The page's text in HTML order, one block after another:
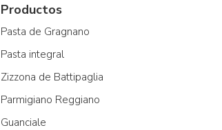
Productos
Pasta de Gragnano
Pasta integral
Zizzona de Battipaglia
Parmigiano Reggiano
Guanciale